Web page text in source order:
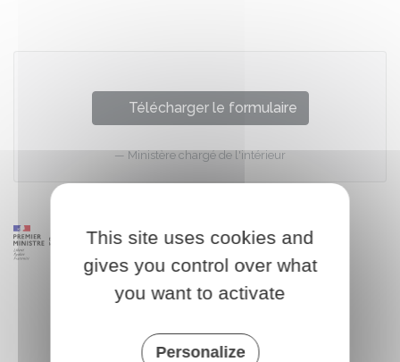
Télécharger le formulaire
Ministère chargé de l'intérieur
This site uses cookies and
gives you control over what
you want to activate
Personalize